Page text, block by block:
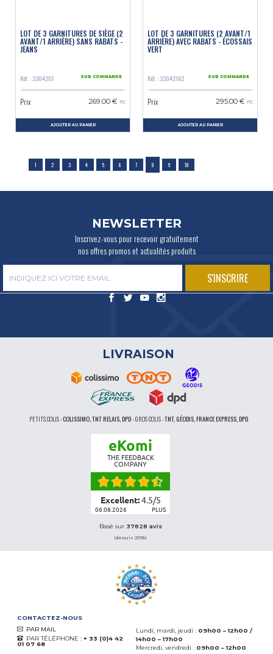
LOT DE 3 GARNITURES DE SIÈGE (2
AVANT/1 ARRIÈRE) SANS RABATS -
JEANS
Réf. : 3304207 SUR COMMANDE
Prix 269.00 € TTC
AJOUTER AU PANIER
LOT DE 3 GARNITURES (2 AVANT/1
ARRIÈRE) AVEC RABATS - ÉCOSSAIS
VERT
Réf. : 33042162 SUR COMMANDE
Prix 295.00 € TTC
AJOUTER AU PANIER
1 2 3 4 5 6 7 8 9 10
NEWSLETTER
Inscrivez-vous pour recevoir gratuitement
nos offres promos et actualités produits
LIVRAISON
PETITS COLIS :COLISSIMO, TNT RELAIS, DPD-GROS COLIS :TNT, GÉODIS, FRANCE EXPRESS, DPD
eKomi
THE FEEDBACK
COMPANY
Excellent:4.5/5
06.08.2026 PLUS
Basé sur 37828 avis
(depuis 2018)
CONTACTEZ-NOUS
PAR MAIL
PAR TÉLÉPHONE : + 33 (0)4 42
01 07 68
Lundi, mardi, jeudi : 09h00 – 12h00 /
14h00 – 17h00
Mercredi, vendredi : 09h00 – 12h00